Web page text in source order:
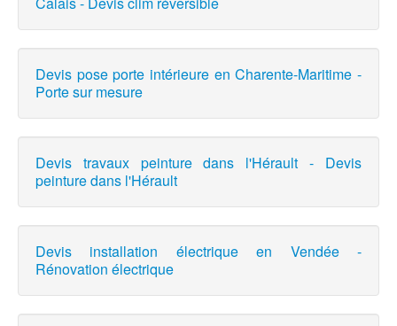
Devis pose porte intérieure en Charente-Maritime -
Porte sur mesure
Devis travaux peinture dans l'Hérault - Devis
peinture dans l'Hérault
Devis installation électrique en Vendée -
Rénovation électrique